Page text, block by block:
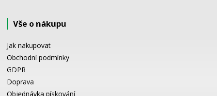
Vše o nákupu
Jak nakupovat
Obchodní podmínky
GDPR
Doprava
Objednávka pískování